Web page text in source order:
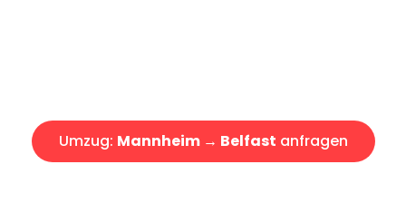
Umzug: Mannheim → Belfast anfragen